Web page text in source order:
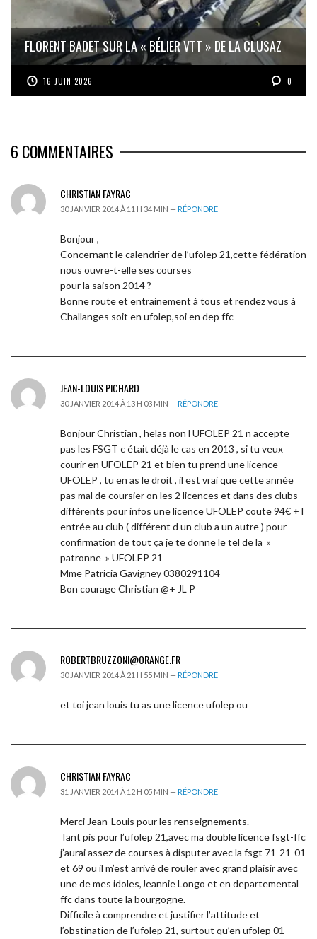
FLORENT BADET SUR LA « BÉLIER VTT » DE LA CLUSAZ
16 JUIN 2026 0
6 COMMENTAIRES
CHRISTIAN FAYRAC
30 JANVIER 2014 À 11 H 34 MIN — RÉPONDRE
Bonjour ,
Concernant le calendrier de l’ufolep 21,cette fédération
nous ouvre-t-elle ses courses
pour la saison 2014 ?
Bonne route et entrainement à tous et rendez vous à
Challanges soit en ufolep,soi en dep ffc
JEAN-LOUIS PICHARD
30 JANVIER 2014 À 13 H 03 MIN — RÉPONDRE
Bonjour Christian , helas non l UFOLEP 21 n accepte
pas les FSGT c était déjà le cas en 2013 , si tu veux
courir en UFOLEP 21 et bien tu prend une licence
UFOLEP , tu en as le droit , il est vrai que cette année
pas mal de coursier on les 2 licences et dans des clubs
différents pour infos une licence UFOLEP coute 94€ + l
entrée au club ( différent d un club a un autre ) pour
confirmation de tout ça je te donne le tel de la »
patronne » UFOLEP 21
Mme Patricia Gavigney 0380291104
Bon courage Christian @+ JL P
ROBERTBRUZZONI@ORANGE.FR
30 JANVIER 2014 À 21 H 55 MIN — RÉPONDRE
et toi jean louis tu as une licence ufolep ou
CHRISTIAN FAYRAC
31 JANVIER 2014 À 12 H 05 MIN — RÉPONDRE
Merci Jean-Louis pour les renseignements.
Tant pis pour l’ufolep 21,avec ma double licence fsgt-ffc
j’aurai assez de courses à disputer avec la fsgt 71-21-01
et 69 ou il m’est arrivé de rouler avec grand plaisir avec
une de mes idoles,Jeannie Longo et en departemental
ffc dans toute la bourgogne.
Difficile à comprendre et justifier l’attitude et
l’obstination de l’ufolep 21, surtout qu’en ufolep 01